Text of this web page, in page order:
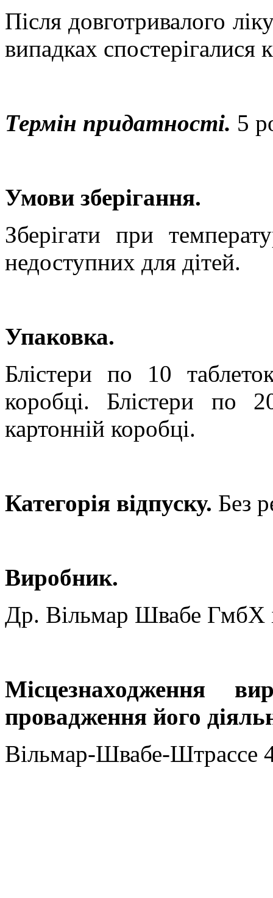
Після довготривалого
випадках спостерігалися
Термін придатності. 5
Умови зберігання.
Зберігати при
недоступних для дітей.
Упаковка.
Блістери по 10
коробці. Блістери по
картонній коробці.
Категорія відпуску. Без
Виробник.
Др. Вільмар Швабе ГмбХ
Місцезнаходження
провадження його
Вільмар-Швабе-Штрассе